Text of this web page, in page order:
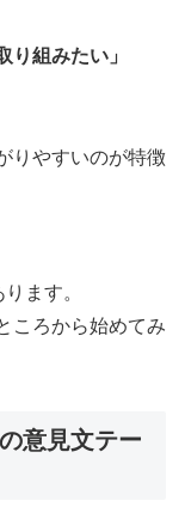
り組みたい」
りやすいのが特徴
ます。
ころから始めてみ
意見文テー